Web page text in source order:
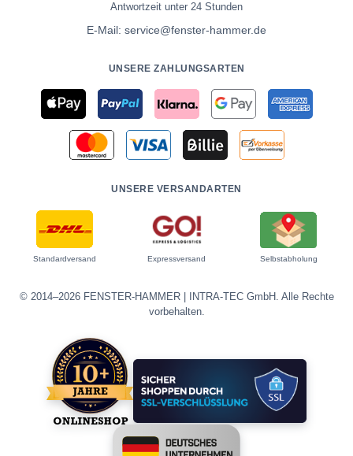
Antwortzeit unter 24 Stunden
E-Mail: service@fenster-hammer.de
UNSERE ZAHLUNGSARTEN
UNSERE VERSANDARTEN
Standardversand Expressversand Selbstabholung
© 2014–2026 FENSTER-HAMMER | INTRA-TEC GmbH. Alle Rechte
vorbehalten.